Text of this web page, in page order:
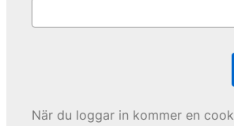
När du loggar in kommer en